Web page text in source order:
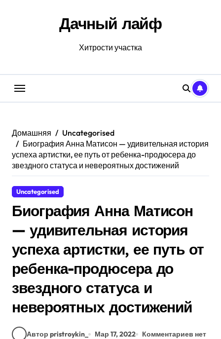
Дачный лайф
Хитрости участка
Домашняя
Uncategorised
Биография Анна Матисон — удивительная история
успеха артистки, ее путь от ребенка-продюсера до
звездного статуса и невероятных достижений
Uncategorised
Биография Анна Матисон
— удивительная история
успеха артистки, ее путь от
ребенка-продюсера до
звездного статуса и
невероятных достижений
Автор pristroykin_ Мар 17, 2022 Комментариев нет